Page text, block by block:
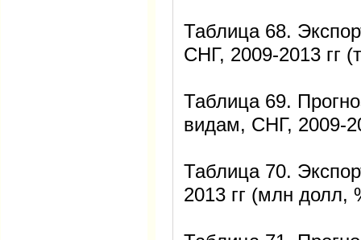
Таблица 68.
СНГ, 2009-2013 гг
Таблица 69.
видам, СНГ, 2009-
Таблица 70.
2013 гг (млн долл,